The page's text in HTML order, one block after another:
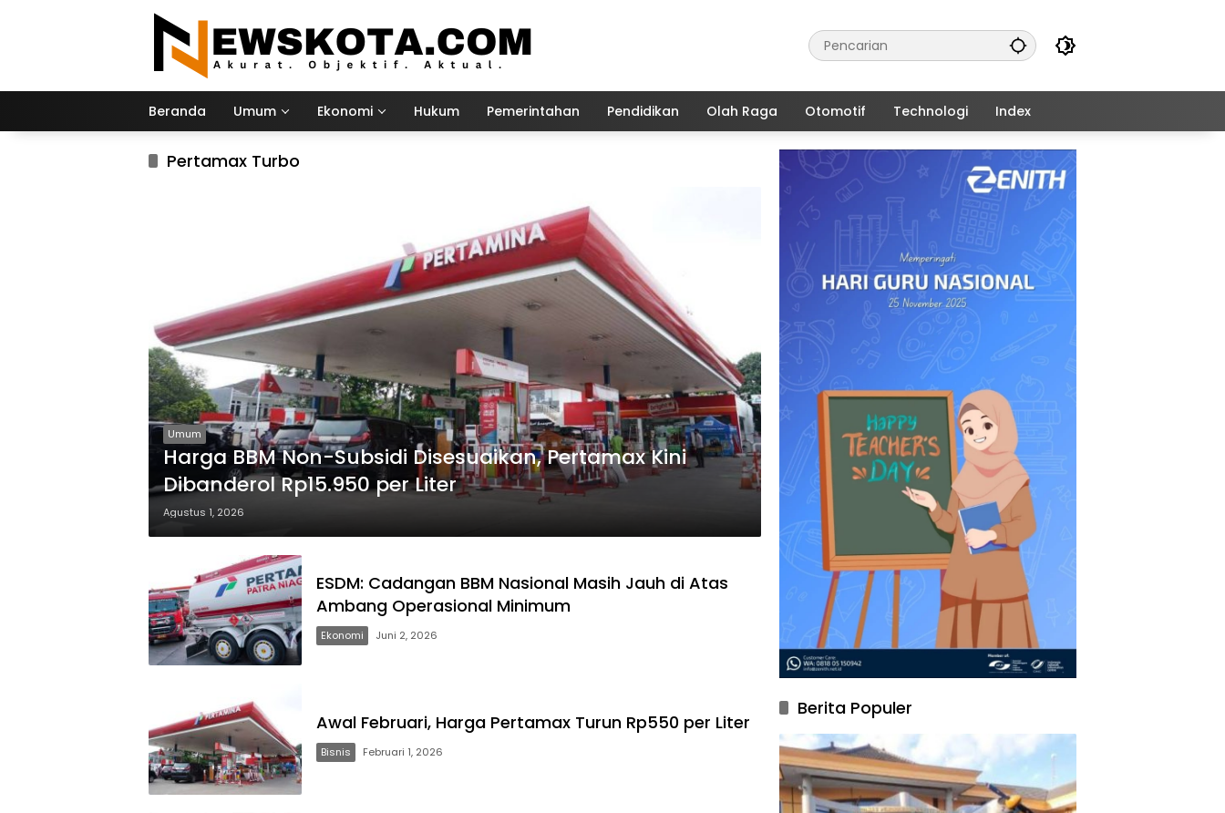
Beranda Umum Ekonomi Hukum Pemerintahan Pendidikan Olah Raga Otomotif Technologi Index
Pertamax Turbo
Umum
Harga BBM Non-Subsidi Disesuaikan, Pertamax Kini
Dibanderol Rp15.950 per Liter
Agustus 1, 2026
ESDM: Cadangan BBM Nasional Masih Jauh di Atas
Ambang Operasional Minimum
Ekonomi Juni 2, 2026
Awal Februari, Harga Pertamax Turun Rp550 per Liter
Bisnis Februari 1, 2026
Berita Populer